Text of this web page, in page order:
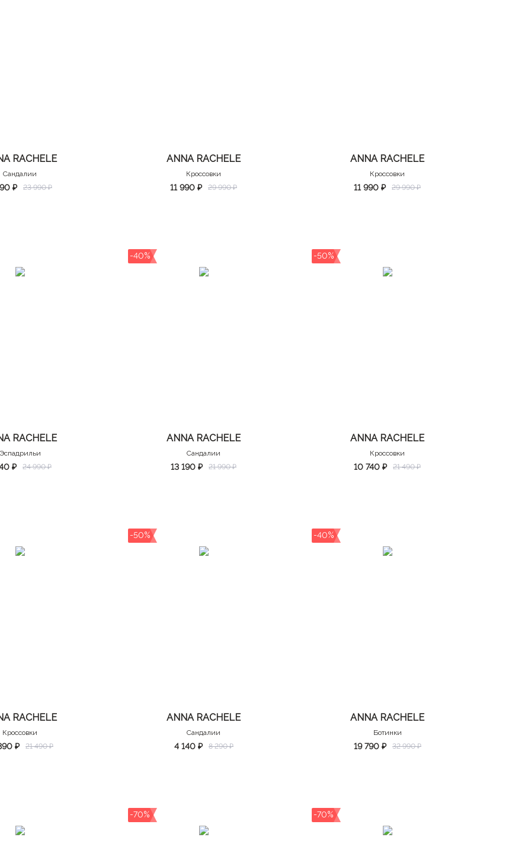
RACHELE
Сандалии
₽ 23 990 ₽
ANNA RACHELE
Кроссовки
11 990 ₽ 29 990 ₽
ANNA RACHELE
Кроссовки
11 990 ₽ 29 990 ₽
RACHELE
Эспадрильи
₽ 24 990 ₽
-40%
ANNA RACHELE
Сандалии
13 190 ₽ 21 990 ₽
-50%
ANNA RACHELE
Кроссовки
10 740 ₽ 21 490 ₽
RACHELE
Кроссовки
₽ 21 490 ₽
-50%
ANNA RACHELE
Сандалии
4 140 ₽ 8 290 ₽
-40%
ANNA RACHELE
Ботинки
19 790 ₽ 32 990 ₽
-70% -70%